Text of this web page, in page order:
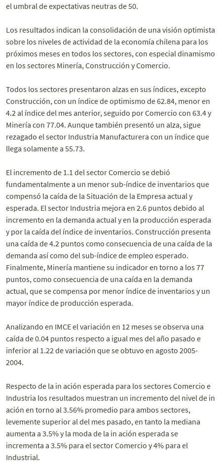
el umbral de expectativas neutras de 50.
Los resultados indican la consolidación de una visión optimista
sobre los niveles de actividad de la economía chilena para los
próximos meses en todos los sectores, con especial dinamismo
en los sectores Minería, Construcción y Comercio.
Todos los sectores presentaron alzas en sus índices, excepto
Construcción, con un índice de optimismo de 62.84, menor en
4.2 al índice del mes anterior, seguido por Comercio con 63.4 y
Minería con 77.04. Aunque también presentó un alza, sigue
rezagado el sector Industria Manufacturera con un índice que
llega solamente a 55.73.
El incremento de 1.1 del sector Comercio se debió
fundamentalmente a un menor sub-índice de inventarios que
compensó la caída de la Situación de la Empresa actual y
esperada. El sector Industria mejora en 2.6 puntos debido al
incremento en la demanda actual y en la producción esperada
y por la caída del índice de inventarios. Construcción presenta
una caída de 4.2 puntos como consecuencia de una caída de la
demanda así como del sub-índice de empleo esperado.
Finalmente, Minería mantiene su indicador en torno a los 77
puntos, como consecuencia de una caída en la demanda
actual, que se compensa por menor índice de inventarios y un
mayor índice de producción esperada.
Analizando en IMCE el variación en 12 meses se observa una
caída de 0.04 puntos respecto a igual mes del año pasado e
inferior al 1.22 de variación que se obtuvo en agosto 2005-
2004.
Respecto de la in ación esperada para los sectores Comercio e
Industria los resultados muestran un incremento del nivel de in
ación en torno al 3.56% promedio para ambos sectores,
levemente superior al del mes pasado, en tanto la mediana
aumenta a 3.5% y la moda de la in ación esperada se
incrementa a 3.5% para el sector Comercio y 4% para el
Industrial.